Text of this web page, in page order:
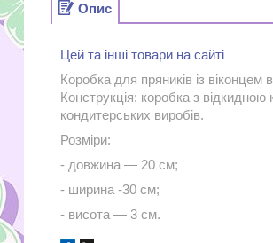
Опис
Цей та інші товари на сайті
Коробка для пряників із віконцем
Конструкція: коробка з
кондитерських виробів.
Розміри:
- довжина — 20 см;
- ширина -30 см;
- висота — 3 см.